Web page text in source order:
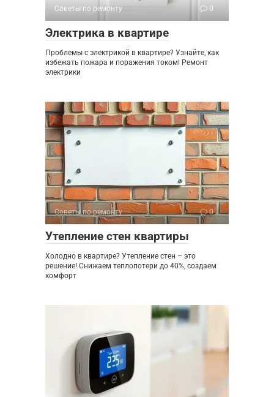
Советы по ремонту 0
Электрика в квартире
Проблемы с электрикой в квартире? Узнайте, как
избежать пожара и поражения током! Ремонт
электрики
Советы по ремонту 0
Утепление стен квартиры
Холодно в квартире? Утепление стен – это
решение! Снижаем теплопотери до 40%, создаем
комфорт